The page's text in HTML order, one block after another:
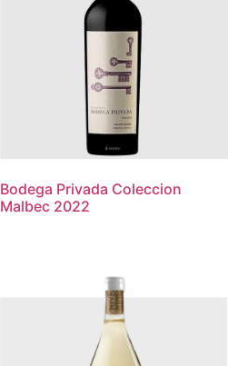
Bodega Privada Coleccion
Malbec 2022